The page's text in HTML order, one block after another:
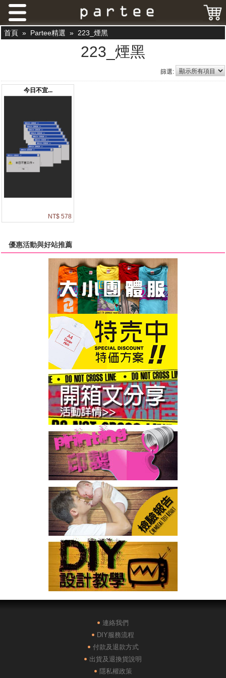
首頁 » Partee精選 » 223_煙黑
223_煙黑
篩選:
今日不宜...
NT$ 578
優惠活動與好站推薦
連絡我們
DIY服務流程
付款及退款方式
出貨及退換貨說明
隱私權政策